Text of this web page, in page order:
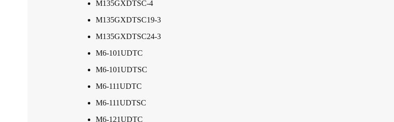
M135GXDTSC-4
M135GXDTSC19-3
M135GXDTSC24-3
M6-101UDTC
M6-101UDTSC
M6-111UDTC
M6-111UDTSC
M6-121UDTC